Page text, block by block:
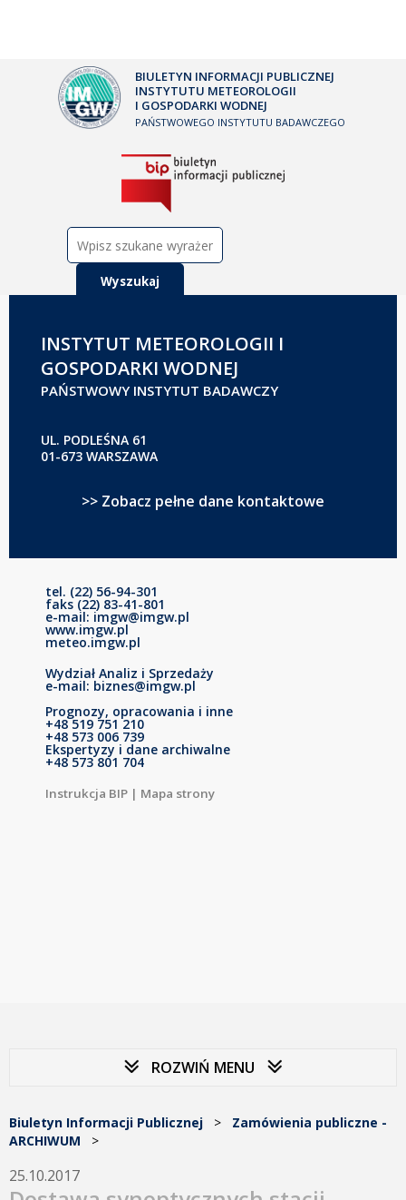
BIULETYN INFORMACJI PUBLICZNEJ
INSTYTUTU METEOROLOGII
I GOSPODARKI WODNEJ
PAŃSTWOWEGO INSTYTUTU BADAWCZEGO
INSTYTUT METEOROLOGII I
GOSPODARKI WODNEJ
PAŃSTWOWY INSTYTUT BADAWCZY
UL. PODLEŚNA 61
01-673 WARSZAWA
>> Zobacz pełne dane kontaktowe
tel. (22) 56-94-301
faks (22) 83-41-801
e-mail: imgw@imgw.pl
www.imgw.pl
meteo.imgw.pl
Wydział Analiz i Sprzedaży
e-mail: biznes@imgw.pl
Prognozy, opracowania i inne
+48 519 751 210
+48 573 006 739
Ekspertyzy i dane archiwalne
+48 573 801 704
Instrukcja BIP | Mapa strony
ROZWIŃ MENU
Biuletyn Informacji Publicznej > Zamówienia publiczne -
ARCHIWUM >
25.10.2017